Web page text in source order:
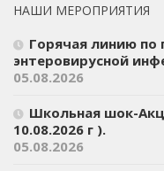
НАШИ МЕРОПРИЯТИЯ
Горячая линию по
энтеровирусной
05.08.2026
Школьная шок-
10.08.2026 г ).
05.08.2026